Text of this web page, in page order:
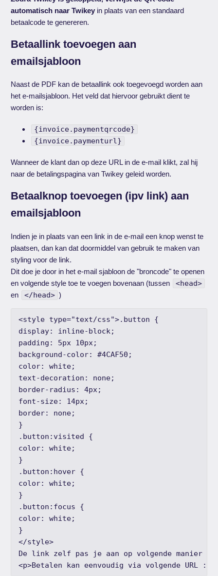
automatisch naar Twikey in plaats van een standaard
betaalcode te genereren.
Betaallink toevoegen aan
emailsjabloon
Naast de PDF kan de betaallink ook toegevoegd worden aan
het e-mailsjabloon. Het veld dat hiervoor gebruikt dient te
worden is:
{invoice.paymentqrcode}
{invoice.paymenturl}
Wanneer de klant dan op deze URL in de e-mail klikt, zal hij
naar de betalingspagina van Twikey geleid worden.
Betaalknop toevoegen (ipv link) aan
emailsjabloon
Indien je in plaats van een link in de e-mail een knop wenst te
plaatsen, dan kan dat doormiddel van gebruik te maken van
styling voor de link.
Dit doe je door in het e-mail sjabloon de "broncode" te openen
en volgende style toe te voegen bovenaan (tussen
<head>
en </head> )
<style type="text/css">.button {
display: inline-block;
padding: 5px 10px;
background-color: #4CAF50;
color: white;
text-decoration: none;
border-radius: 4px;
font-size: 14px;
border: none;
}
.button:visited {
color: white;
}
.button:hover {
color: white;
}
.button:focus {
color: white;
}
</style>
De link zelf pas je aan op volgende manier
<p>Betalen kan eenvoudig via volgende URL